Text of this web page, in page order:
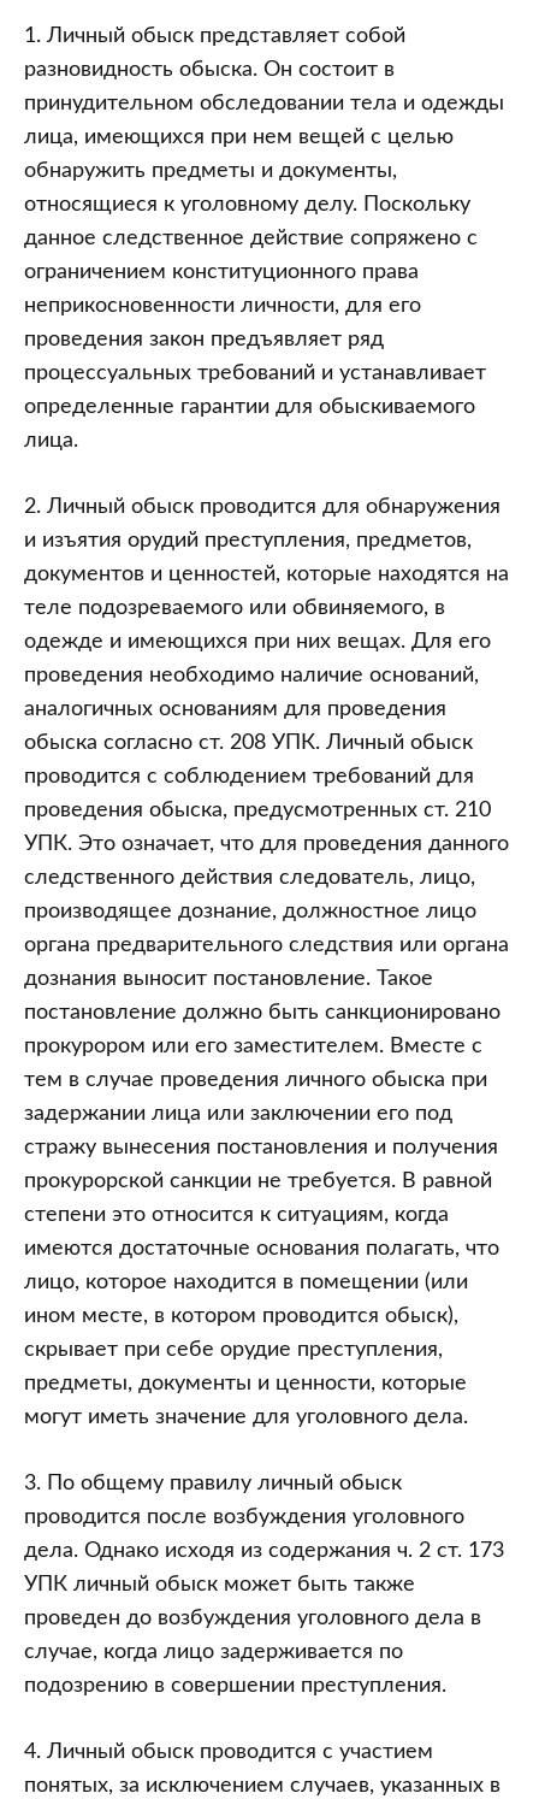
1. Личный обыск представляет собой
разновидность обыска. Он состоит в
принудительном обследовании тела и одежды
лица, имеющихся при нем вещей с целью
обнаружить предметы и документы,
относящиеся к уголовному делу. Поскольку
данное следственное действие сопряжено с
ограничением конституционного права
неприкосновенности личности, для его
проведения закон предъявляет ряд
процессуальных требований и устанавливает
определенные гарантии для обыскиваемого
лица.
2. Личный обыск проводится для обнаружения
и изъятия орудий преступления, предметов,
документов и ценностей, которые находятся на
теле подозреваемого или обвиняемого, в
одежде и имеющихся при них вещах. Для его
проведения необходимо наличие оснований,
аналогичных основаниям для проведения
обыска согласно ст. 208 УПК. Личный обыск
проводится с соблюдением требований для
проведения обыска, предусмотренных ст. 210
УПК. Это означает, что для проведения данного
следственного действия следователь, лицо,
производящее дознание, должностное лицо
органа предварительного следствия или органа
дознания выносит постановление. Такое
постановление должно быть санкционировано
прокурором или его заместителем. Вместе с
тем в случае проведения личного обыска при
задержании лица или заключении его под
стражу вынесения постановления и получения
прокурорской санкции не требуется. В равной
степени это относится к ситуациям, когда
имеются достаточные основания полагать, что
лицо, которое находится в помещении (или
ином месте, в котором проводится обыск),
скрывает при себе орудие преступления,
предметы, документы и ценности, которые
могут иметь значение для уголовного дела.
3. По общему правилу личный обыск
проводится после возбуждения уголовного
дела. Однако исходя из содержания ч. 2 ст. 173
УПК личный обыск может быть также
проведен до возбуждения уголовного дела в
случае, когда лицо задерживается по
подозрению в совершении преступления.
4. Личный обыск проводится с участием
понятых, за исключением случаев, указанных в